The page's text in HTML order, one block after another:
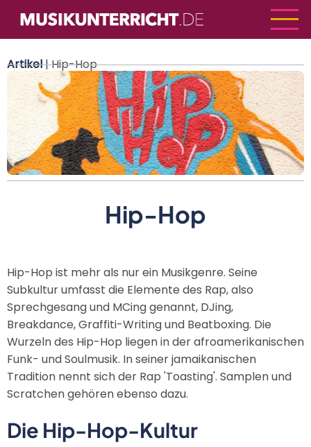
zum
Inhalt
Artikel| Hip-Hop
Hip-Hop
Hip-Hop ist mehr als nur ein Musikgenre. Seine
Subkultur umfasst die Elemente des Rap, also
Sprechgesang und MCing genannt, DJing,
Breakdance, Graffiti-Writing und Beatboxing. Die
Wurzeln des Hip-Hop liegen in der afroamerikanischen
Funk- und Soulmusik. In seiner jamaikanischen
Tradition nennt sich der Rap 'Toasting'. Samplen und
Scratchen gehören ebenso dazu.
Die Hip-Hop-Kultur